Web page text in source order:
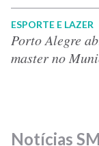
ESPORTE E LAZER
Porto Alegre
master no
Notícias